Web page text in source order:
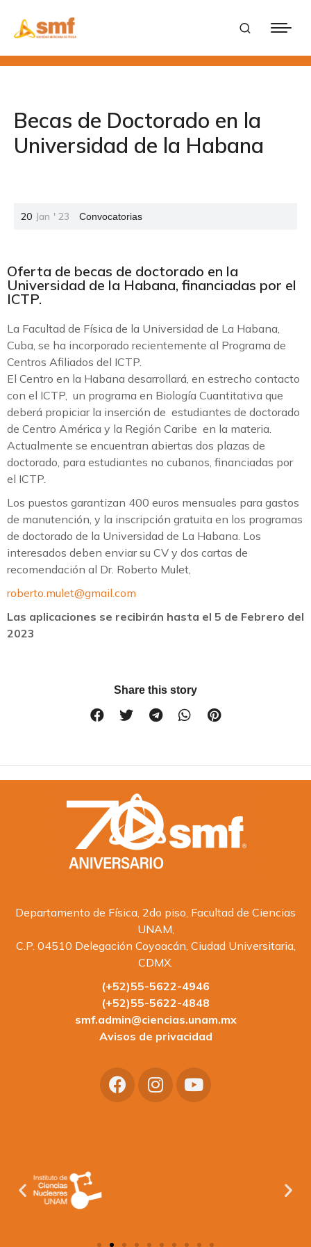
Becas de Doctorado en la
Universidad de la Habana
20 Jan ' 23 Convocatorias
Oferta de becas de doctorado en la
Universidad de la Habana, financiadas por el
ICTP.
La Facultad de Física de la Universidad de La Habana,
Cuba, se ha incorporado recientemente al Programa de
Centros Afiliados del ICTP.
El Centro en la Habana desarrollará, en estrecho contacto
con el ICTP, un programa en Biología Cuantitativa que
deberá propiciar la inserción de estudiantes de doctorado
de Centro América y la Región Caribe en la materia.
Actualmente se encuentran abiertas dos plazas de
doctorado, para estudiantes no cubanos, financiadas por
el ICTP.
Los puestos garantizan 400 euros mensuales para gastos
de manutención, y la inscripción gratuita en los programas
de doctorado de la Universidad de La Habana. Los
interesados deben enviar su CV y dos cartas de
recomendación al Dr. Roberto Mulet,
roberto.mulet@gmail.com
Las aplicaciones se recibirán hasta el 5 de Febrero del
2023
Share this story
Departamento de Física, 2do piso, Facultad de Ciencias
UNAM,
C.P. 04510 Delegación Coyoacán, Ciudad Universitaria,
CDMX.
(+52)55-5622-4946
(+52)55-5622-4848
smf.admin@ciencias.unam.mx
Avisos de privacidad